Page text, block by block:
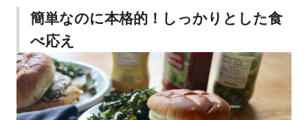
簡単なのに本格的！しっかりとした食
べ応え